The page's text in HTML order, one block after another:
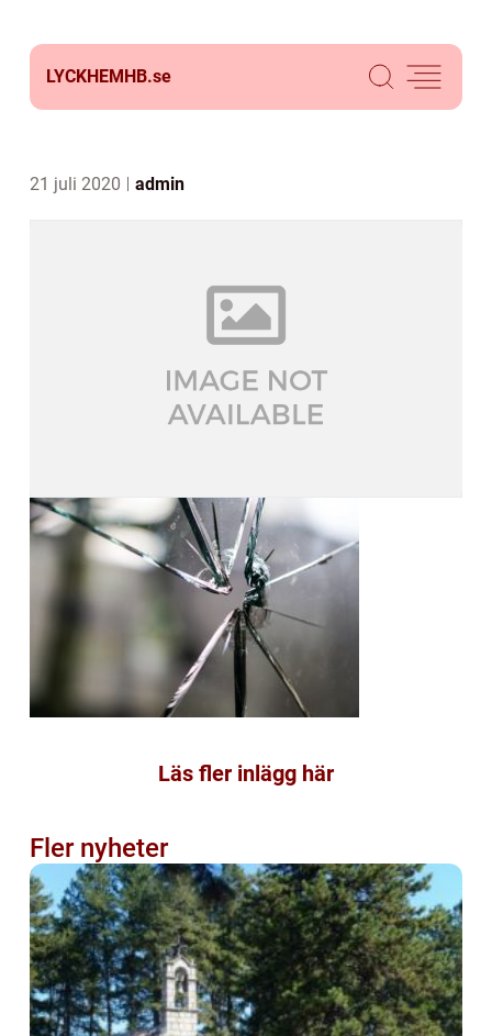
LYCKHEMHB.se
21 juli 2020 admin
Läs fler inlägg här
Fler nyheter